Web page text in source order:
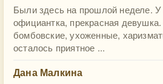
Были здесь на прошлой неделе.
официантка, прекрасная
бомбовские, ухоженные,
осталось приятное ...
Дана Малкина